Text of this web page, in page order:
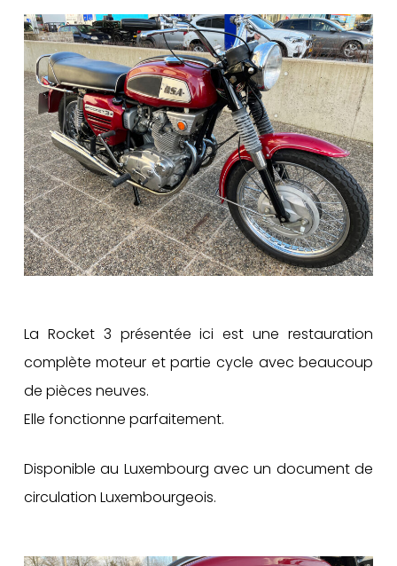
La Rocket 3 présentée ici est une restauration
complète moteur et partie cycle avec beaucoup
de pièces neuves.
Elle fonctionne parfaitement.
Disponible au Luxembourg avec un document de
circulation Luxembourgeois.